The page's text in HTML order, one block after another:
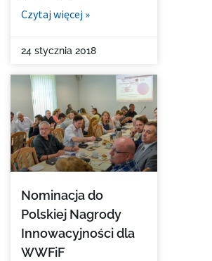
Czytaj więcej »
24 stycznia 2018
Nominacja do
Polskiej Nagrody
Innowacyjności dla
WWFiF